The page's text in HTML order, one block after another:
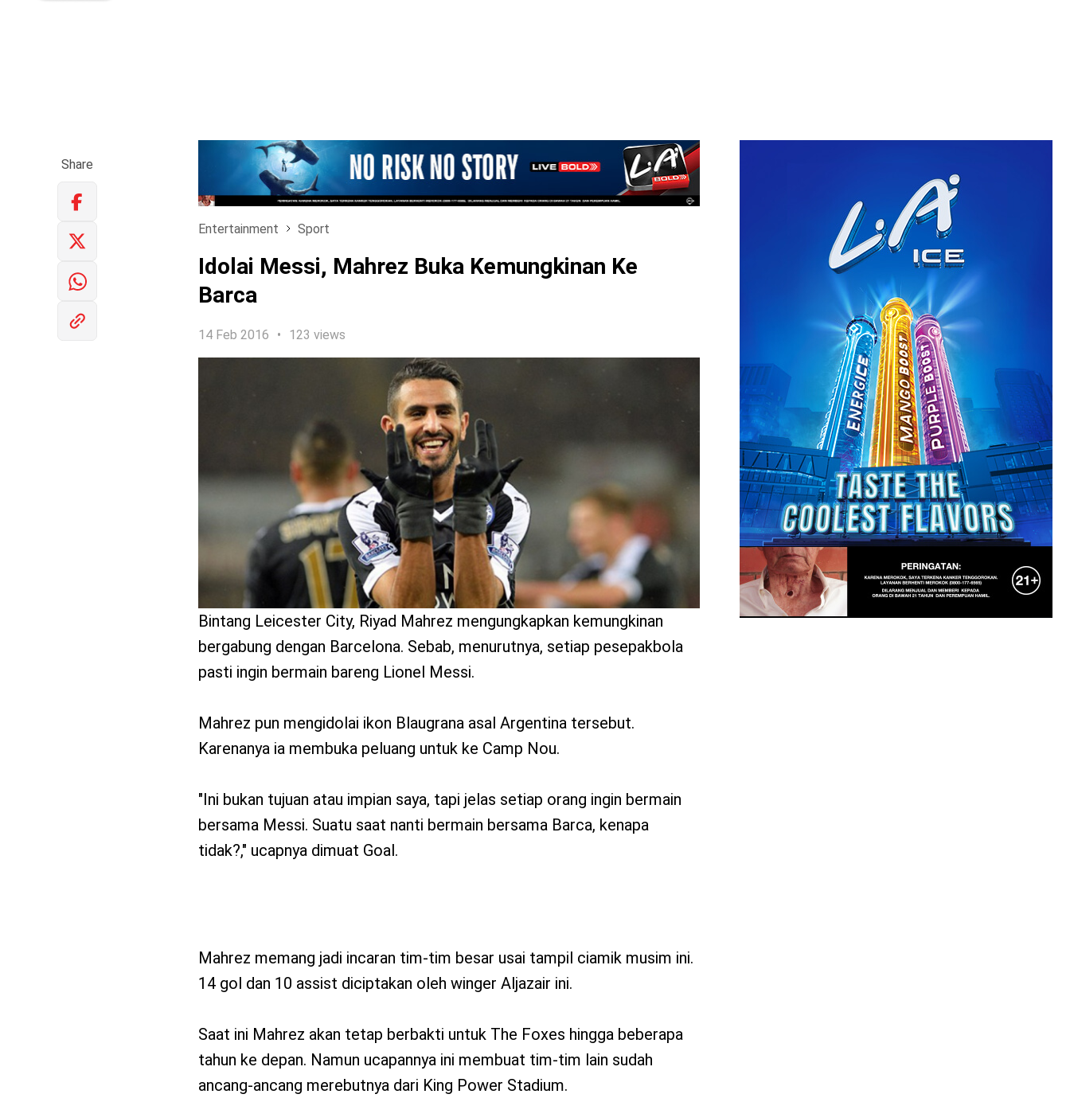
benefit
menarik
Share
Entertainment Sport
Idolai Messi, Mahrez Buka Kemungkinan Ke
Barca
14 Feb 2016 123 views
Bintang Leicester City, Riyad Mahrez mengungkapkan kemungkinan
bergabung dengan Barcelona. Sebab, menurutnya, setiap pesepakbola
pasti ingin bermain bareng Lionel Messi.
Mahrez pun mengidolai ikon Blaugrana asal Argentina tersebut.
Karenanya ia membuka peluang untuk ke Camp Nou.
"‎Ini bukan tujuan atau impian saya, tapi jelas setiap orang ingin bermain
bersama Messi. Suatu saat nanti bermain bersama Barca, kenapa
tidak?," ucapnya dimuat Goal.
Mahrez memang jadi incaran tim-tim besar usai tampil ciamik musim ini.
14 gol dan 10 assist diciptakan oleh winger Aljazair ini.
Saat ini Mahrez akan tetap berbakti untuk The Foxes hingga beberapa
tahun ke depan. Namun ucapannya ini membuat tim-tim lain sudah
ancang-ancang merebutnya dari King Power Stadium.